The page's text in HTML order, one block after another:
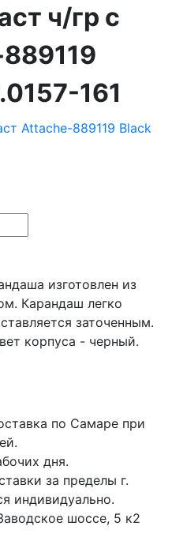
ч/гр с
161
изготовлен из
Карандаш легко
заточенным.
корпуса - черный.
по Самаре при
дня.
за пределы г.
индивидуально.
шоссе, 5 к2